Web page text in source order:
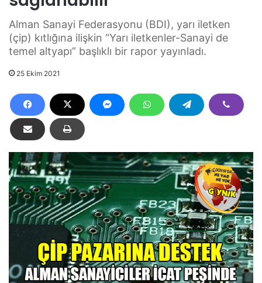
Alman Sanayi Federasyonu (BDI), yarı iletken
(çip) kıtlığına ilişkin “Yarı iletkenler-Sanayi de
temel altyapı” başlıklı bir rapor yayınladı.
25 Ekim 2021